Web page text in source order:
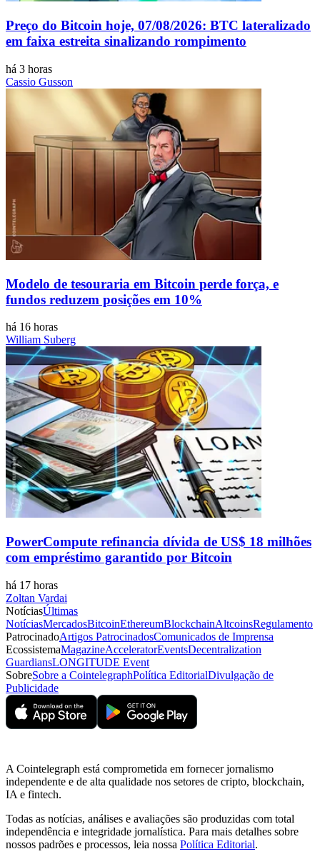
Preço do Bitcoin hoje, 07/08/2026: BTC lateralizado
em faixa estreita sinalizando rompimento
há 3 horas
Cassio Gusson
Modelo de tesouraria em Bitcoin perde força, e
fundos reduzem posições em 10%
há 16 horas
William Suberg
PowerCompute refinancia dívida de US$ 18 milhões
com empréstimo garantido por Bitcoin
há 17 horas
Zoltan Vardai
NotíciasÚltimas
NotíciasMercadosBitcoinEthereumBlockchainAltcoinsRegulamento
PatrocinadoArtigos PatrocinadosComunicados de Imprensa
EcossistemaMagazineAcceleratorEventsDecentralization
GuardiansLONGITUDE Event
SobreSobre a CointelegraphPolítica EditorialDivulgação de
Publicidade
A Cointelegraph está comprometida em fornecer jornalismo
independente e de alta qualidade nos setores de cripto, blockchain,
IA e fintech.
Todas as notícias, análises e avaliações são produzidas com total
independência e integridade jornalística. Para mais detalhes sobre
nossos padrões e processos, leia nossa Política Editorial.